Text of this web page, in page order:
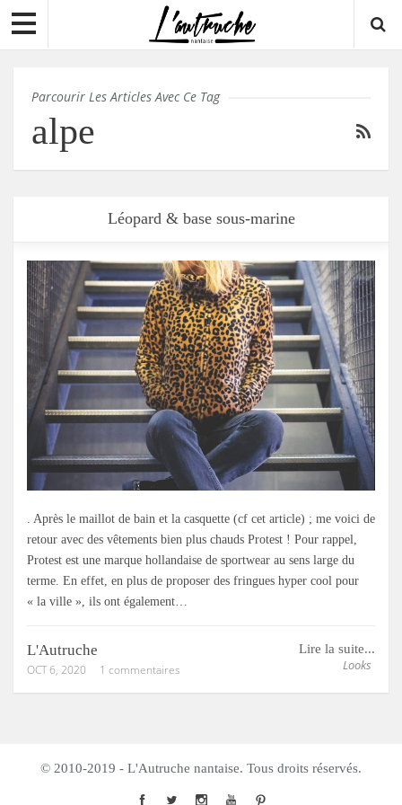
Parcourir Les Articles Avec Ce Tag
alpe
Léopard & base sous-marine
. Après le maillot de bain et la casquette (cf cet article) ; me voici de
retour avec des vêtements bien plus chauds Protest ! Pour rappel,
Protest est une marque hollandaise de sportwear au sens large du
terme. En effet, en plus de proposer des fringues hyper cool pour
« la ville », ils ont également…
Lire la suite...
Looks
L'Autruche
OCT 6, 2020 1 commentaires
© 2010-2019 - L'Autruche nantaise. Tous droits réservés.